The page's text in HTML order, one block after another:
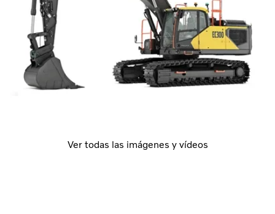
Ver todas las imágenes y vídeos